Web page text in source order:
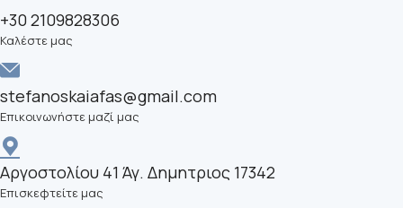
+30 2109828306
Καλέστε μας
stefanoskaiafas@gmail.com
Επικοινωνήστε μαζί μας
Αργοστολίου 41 Άγ. Δημητριος 17342
Επισκεφτείτε μας